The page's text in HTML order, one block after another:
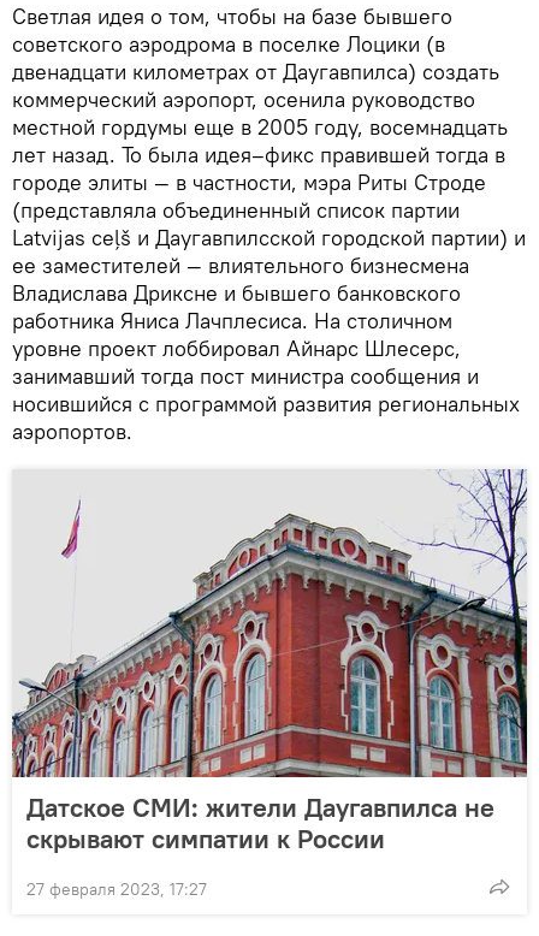
Светлая идея о том, чтобы на базе бывшего
советского аэродрома в поселке Лоцики (в
двенадцати километрах от Даугавпилса) создать
коммерческий аэропорт, осенила руководство
местной гордумы еще в 2005 году, восемнадцать
лет назад. То была идея–фикс правившей тогда в
городе элиты — в частности, мэра Риты Строде
(представляла объединенный список партии
Latvijas ceļš и Даугавпилсской городской партии) и
ее заместителей — влиятельного бизнесмена
Владислава Дриксне и бывшего банковского
работника Яниса Лачплесиса. На столичном
уровне проект лоббировал Айнарс Шлесерс,
занимавший тогда пост министра сообщения и
носившийся с программой развития региональных
аэропортов.
Датское СМИ: жители Даугавпилса не
скрывают симпатии к России
27 февраля 2023, 17:27